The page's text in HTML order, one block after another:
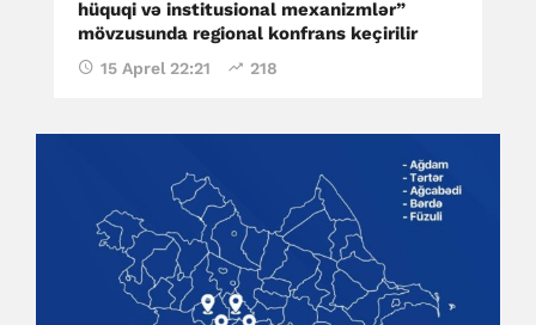
hüquqi və institusional mexanizmlər”
mövzusunda regional konfrans keçirilir
15 Aprel 22:21 218